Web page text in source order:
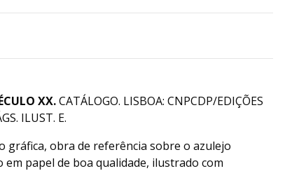
XX.CATÁLOGO. LISBOA: CNPCDP/EDIÇÕES
ILUST. E.
gráfica, obra de referência sobre o azulejo
papel de boa qualidade, ilustrado com